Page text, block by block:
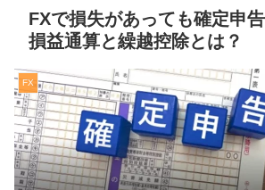
FXで損失があっても確定申
損益通算と繰越控除とは？
FX